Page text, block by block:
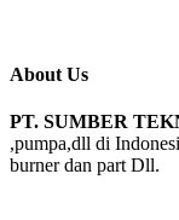
About Us
PT. SUMBER
,pumpa,dll di
burner dan part Dll.